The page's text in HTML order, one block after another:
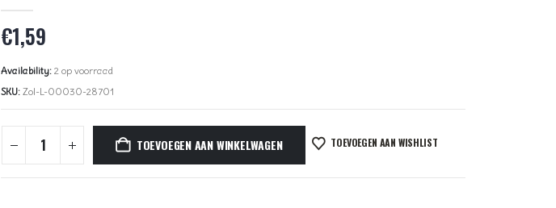
€1,59
Availability: 2 op voorraad
SKU: Zol-L-00030-28701
TOEVOEGEN AAN WINKELWAGEN TOEVOEGEN AAN WISHLIST